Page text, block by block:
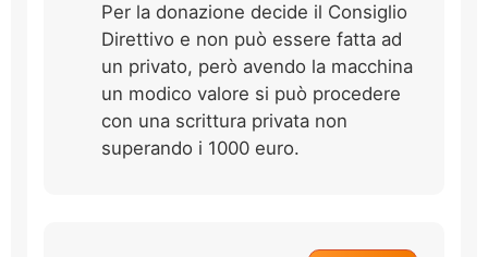
Per la donazione decide il Consiglio
Direttivo e non può essere fatta ad
un privato, però avendo la macchina
un modico valore si può procedere
con una scrittura privata non
superando i 1000 euro.